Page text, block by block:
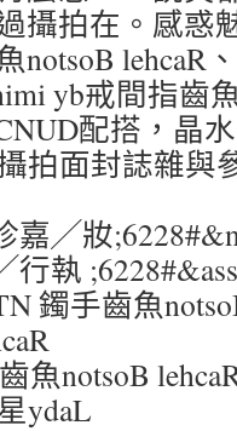
攝拍在。感惑
notsoB lehcaR
yb戒間指齒
配搭，晶
拍面封誌雜與
嘉╱妝
行執
鐲手齒魚
魚notsoB
ydaL